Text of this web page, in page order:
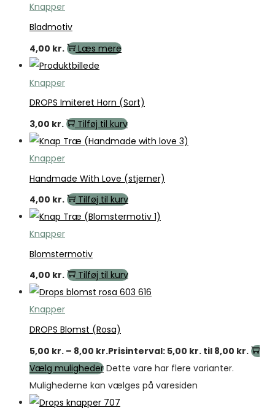
Knapper
Bladmotiv
4,00 kr. Læs mere
Knapper
DROPS Imiteret Horn (Sort)
3,00 kr. Tilføj til kurv
Knapper
Handmade With Love (stjerner)
4,00 kr. Tilføj til kurv
Knapper
Blomstermotiv
4,00 kr. Tilføj til kurv
Knapper
DROPS Blomst (Rosa)
5,00 kr. – 8,00 kr.Prisinterval: 5,00 kr. til 8,00 kr.
Vælg muligheder Dette vare har flere varianter.
Mulighederne kan vælges på varesiden